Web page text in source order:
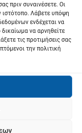
πριν συναινέσετε. Οι
ιστότοπο. Λάβετε υπόψη
ενδέχεται να
να αρνηθείτε
τις προτιμήσεις σας
την πολιτική